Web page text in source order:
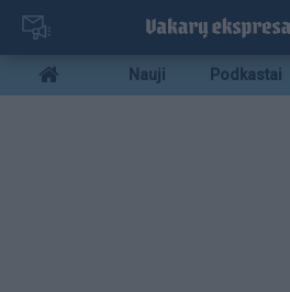
Pereiti
pagrindinį
turinį
Mobile
menu
Nauji Podkastai